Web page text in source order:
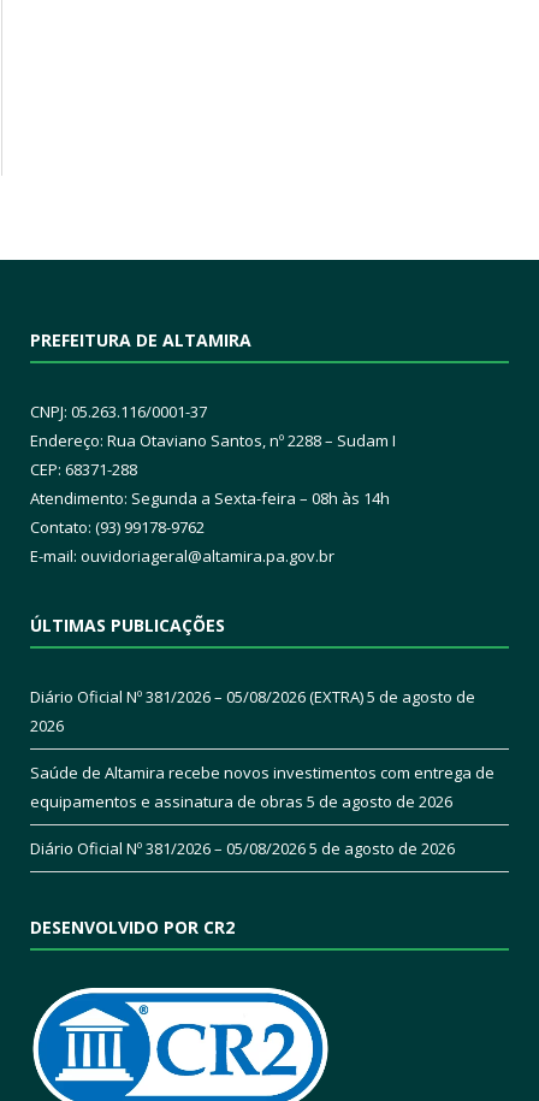
PREFEITURA DE ALTAMIRA
CNPJ: 05.263.116/0001-37
Endereço: Rua Otaviano Santos, nº 2288 – Sudam I
CEP: 68371-288
Atendimento: Segunda a Sexta-feira – 08h às 14h
Contato: (93) 99178-9762
E-mail: ouvidoriageral@altamira.pa.gov.br
ÚLTIMAS PUBLICAÇÕES
Diário Oficial Nº 381/2026 – 05/08/2026 (EXTRA)5 de agosto de
2026
Saúde de Altamira recebe novos investimentos com entrega de
equipamentos e assinatura de obras 5 de agosto de 2026
Diário Oficial Nº 381/2026 – 05/08/20265 de agosto de 2026
DESENVOLVIDO POR CR2